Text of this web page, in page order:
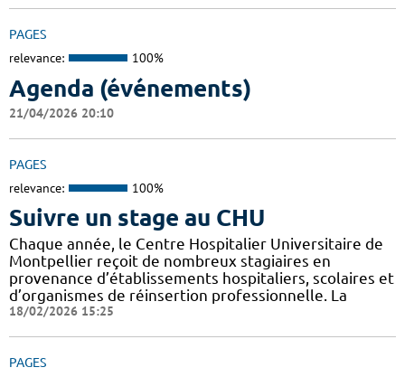
PAGES
relevance: 100%
Agenda (événements)
21/04/2026 20:10
PAGES
relevance: 100%
Suivre un stage au CHU
Chaque année, le Centre Hospitalier Universitaire de
Montpellier reçoit de nombreux stagiaires en
provenance d’établissements hospitaliers, scolaires et
d’organismes de réinsertion professionnelle. La
18/02/2026 15:25
PAGES